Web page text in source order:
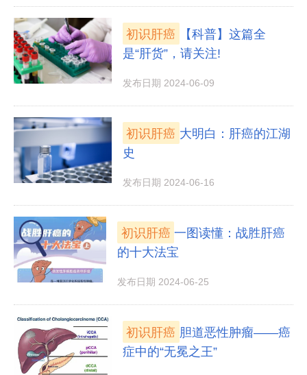
初识肝癌
【科普】这篇全
是“肝货”，请关注!
发布日期 2024-06-09
初识肝癌 大明白：肝癌的江湖
史
发布日期 2024-06-16
初识肝癌 一图读懂：战胜肝癌
的十大法宝
发布日期 2024-06-25
初识肝癌 胆道恶性肿瘤——癌
症中的“无冕之王”